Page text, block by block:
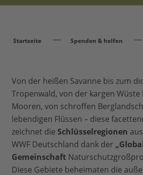
Startseite Spenden & helfen
Von der heißen Savanne bis zum
Tropenwald, von der kargen Wüste
Mooren, von schroffen
lebendigen Flüssen – diese
zeichnet die Schlüsselregionen
WWF Deutschland dank der
Gemeinschaft
Diese Gebiete beheimaten die